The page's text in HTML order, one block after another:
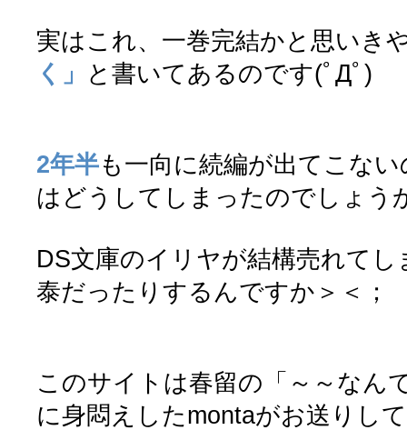
実はこれ、一巻完結かと思いき
く」
と書いてあるのです(ﾟДﾟ)
2年半も一向に続編が出てこな
はどうしてしまったのでしょう
DS文庫のイリヤが結構売れて
泰だったりするんですか＞＜；
このサイトは春留の「～～なん
に身悶えしたmontaがお送りし